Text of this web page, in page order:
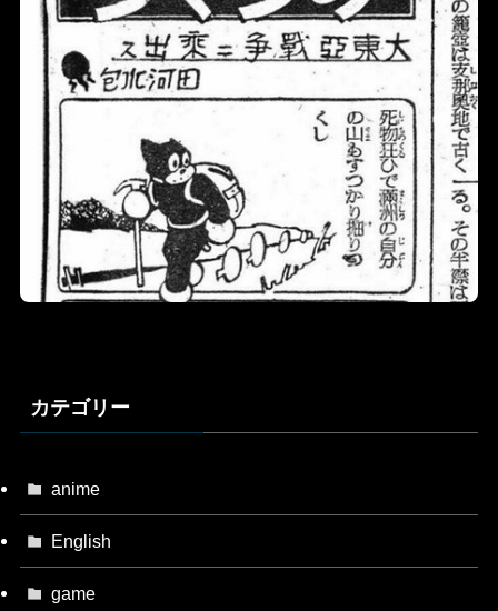
カテゴリー
anime
English
game